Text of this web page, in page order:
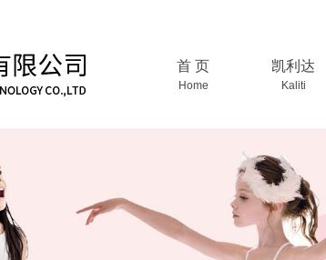
首 页
Home
凯利达
Kaliti